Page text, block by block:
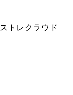
トレクラウド